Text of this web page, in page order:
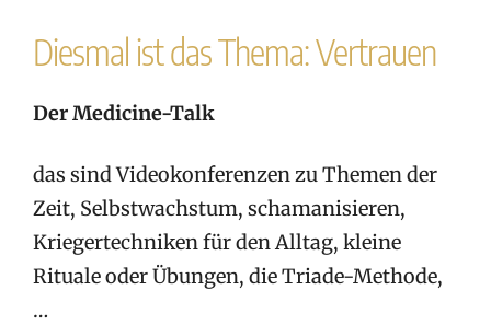
Diesmal ist das Thema: Vertrauen
Der Medicine-Talk
das sind Videokonferenzen zu Themen der
Zeit, Selbstwachstum, schamanisieren,
Kriegertechniken für den Alltag, kleine
Rituale oder Übungen, die Triade-Methode,
…